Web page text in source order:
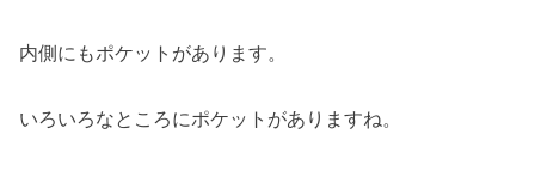
内側にもポケットがあります。
いろいろなところにポケットがありますね。